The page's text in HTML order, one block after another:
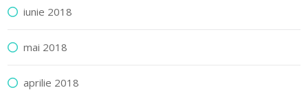
iunie 2018
mai 2018
aprilie 2018